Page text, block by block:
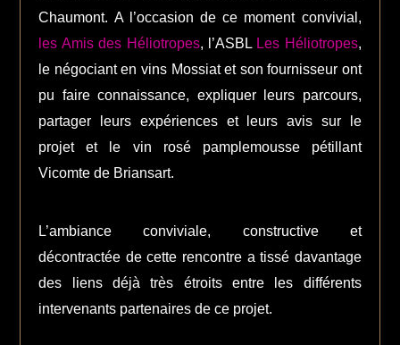
Chaumont. A l’occasion de ce moment convivial,
les Amis des Héliotropes, l’ASBL Les Héliotropes,
le négociant en vins Mossiat et son fournisseur ont
pu faire connaissance, expliquer leurs parcours,
partager leurs expériences et leurs avis sur le
projet et le vin rosé pamplemousse pétillant
Vicomte de Briansart.
L’ambiance conviviale, constructive et
décontractée de cette rencontre a tissé davantage
des liens déjà très étroits entre les différents
intervenants partenaires de ce projet.